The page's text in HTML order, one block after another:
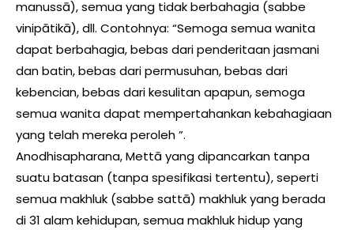
manussā), semua yang tidak berbahagia (sabbe
vinipātikā), dll. Contohnya: “Semoga semua wanita
dapat berbahagia, bebas dari penderitaan jasmani
dan batin, bebas dari permusuhan, bebas dari
kebencian, bebas dari kesulitan apapun, semoga
semua wanita dapat mempertahankan kebahagiaan
yang telah mereka peroleh ”.
Anodhisapharana, Mettā yang dipancarkan tanpa
suatu batasan (tanpa spesifikasi tertentu), seperti
semua makhluk (sabbe sattā) makhluk yang berada
di 31 alam kehidupan, semua makhluk hidup yang